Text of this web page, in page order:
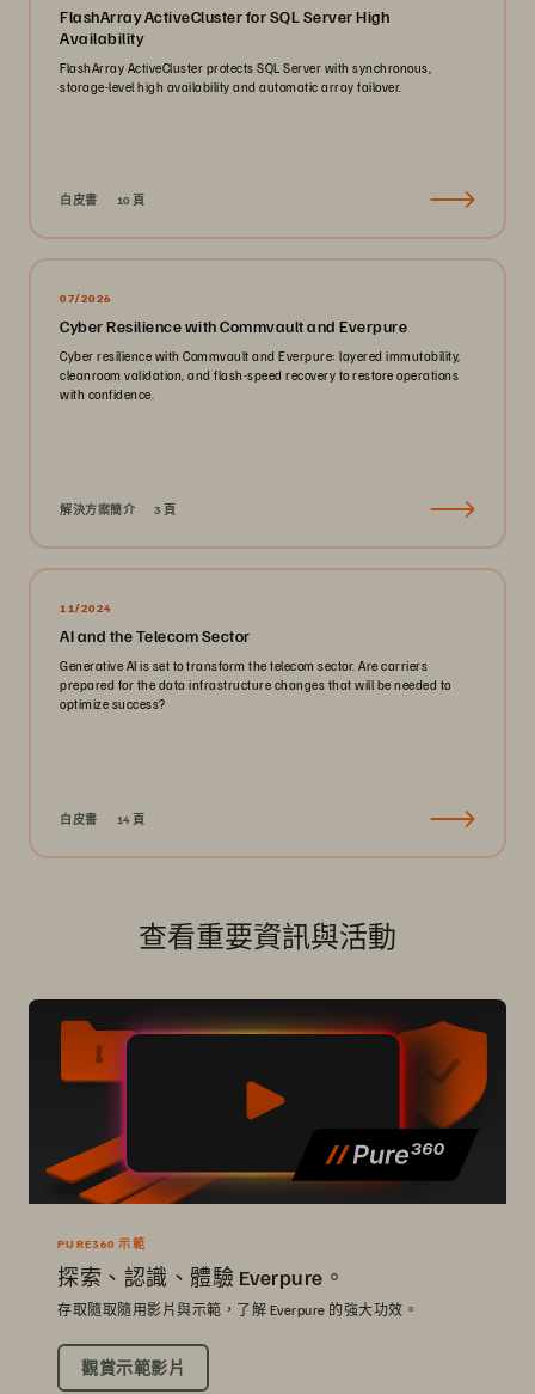
FlashArray ActiveCluster for SQL Server High
Availability
FlashArray ActiveCluster protects SQL Server with synchronous,
storage-level high availability and automatic array failover.
白皮書 10 頁
07/2026
Cyber Resilience with Commvault and Everpure
Cyber resilience with Commvault and Everpure: layered immutability,
cleanroom validation, and flash-speed recovery to restore operations
with confidence.
解決方案簡介 3 頁
11/2024
AI and the Telecom Sector
Generative AI is set to transform the telecom sector. Are carriers
prepared for the data infrastructure changes that will be needed to
optimize success?
白皮書 14 頁
查看重要資訊與活動
PURE360 示範
探索、認識、體驗 Everpure。
存取隨取隨用影片與示範，了解 Everpure 的強大功效。
觀賞示範影片